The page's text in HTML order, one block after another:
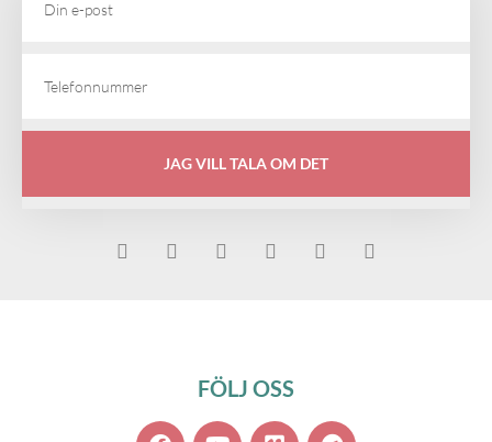
JAG VILL TALA OM DET
FÖLJ OSS